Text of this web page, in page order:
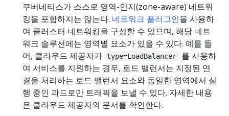
쿠버네티스가 스스로 영역-인지(zone-aware) 네트워
킹을 포함하지는 않는다. 네트워크 플러그인을 사용하
여 클러스터 네트워킹을 구성할 수 있으며, 해당 네트
워크 솔루션에는 영역별 요소가 있을 수 있다. 예를 들
어, 클라우드 제공자가 type=LoadBalancer
를 사용하
여 서비스를 지원하는 경우, 로드 밸런서는 지정된 연
결을 처리하는 로드 밸런서 요소와 동일한 영역에서 실
행 중인 파드로만 트래픽을 보낼 수 있다. 자세한 내용
은 클라우드 제공자의 문서를 확인한다.